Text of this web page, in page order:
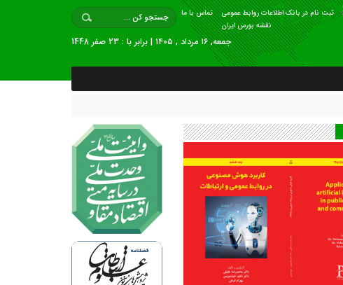
تماس با ما
ثبت نام در بانک اطلاعات روابط عمومی
نقشه بورس ایران
جمعه, ۱۶ مرداد , ۱۴۰۵ | برابر با : 23 صفر 1448